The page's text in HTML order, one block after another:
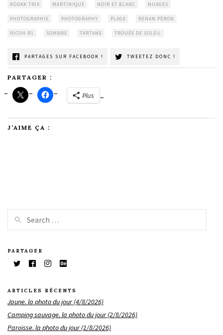
KODAK TRIX MARTINIQUE NOIR ET BLANC NUAGES
PHOTOGRAPHIE PHOTOGRAPHY PLAGE RENAN PÉRON
RICOH R1 SOMBRE TARTANE TROUÉE DE SOLEIL
PARTAGES SUR FACEBOOK ! TWEETEZ DONC !
PARTAGER :
Plus
J’AIME ÇA :
PARTAGER
ARTICLES RÉCENTS
Jaune. la photo du jour (4/8/2026)
Camping sauvage. la photo du jour (2/8/2026)
Paroisse. la photo du jour (1/8/2026)